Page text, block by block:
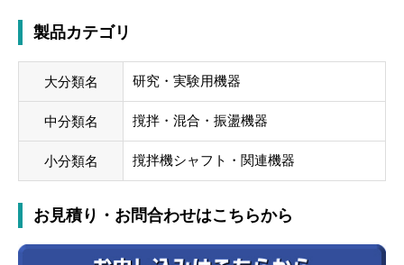
製品カテゴリ
大分類名 研究・実験用機器
中分類名 撹拌・混合・振盪機器
小分類名 撹拌機シャフト・関連機器
お見積り・お問合わせはこちらから